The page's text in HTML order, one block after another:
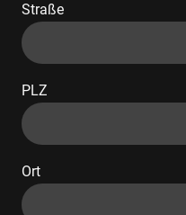
Straße
PLZ
Ort